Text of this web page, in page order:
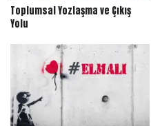
Toplumsal Yozlaşma ve Çıkış
Yolu